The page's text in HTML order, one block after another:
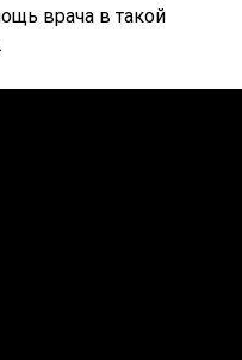
врача в такой